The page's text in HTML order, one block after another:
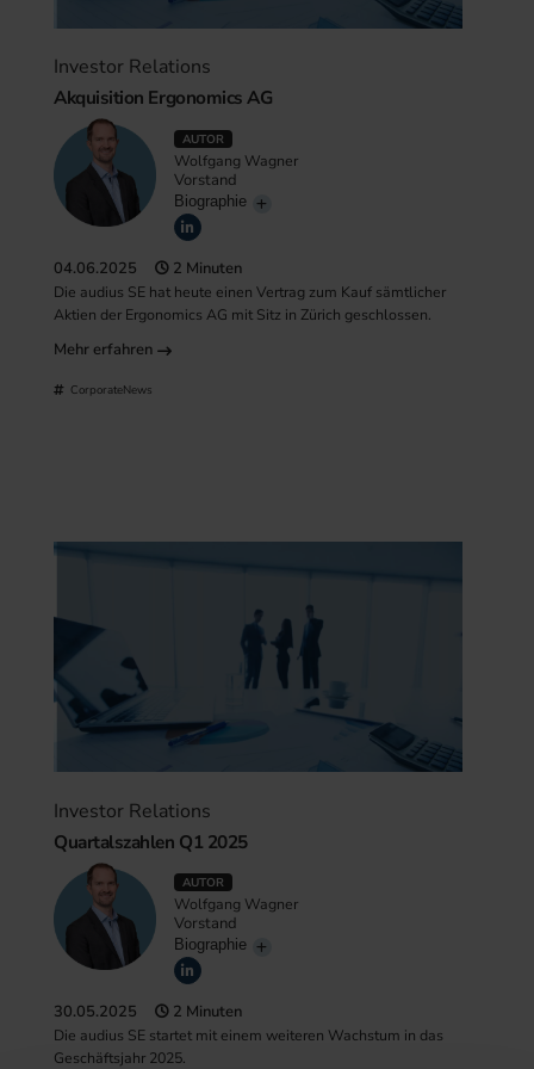
Investor Relations
Akquisition Ergonomics AG
AUTOR
Wolfgang Wagner
Vorstand
Biographie
04.06.2025 2 Minuten
Die audius SE hat heute einen Vertrag zum Kauf sämtlicher
Aktien der Ergonomics AG mit Sitz in Zürich geschlossen.
Mehr erfahren
CorporateNews
Investor Relations
Quartalszahlen Q1 2025
AUTOR
Wolfgang Wagner
Vorstand
Biographie
30.05.2025 2 Minuten
Die audius SE startet mit einem weiteren Wachstum in das
Geschäftsjahr 2025.